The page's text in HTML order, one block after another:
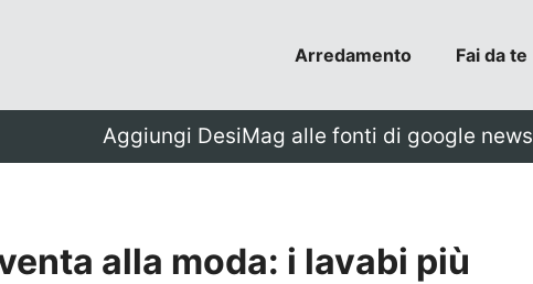
Arredamento Fai da te
Aggiungi DesiMag alle fonti di google news
alla moda: i lavabi più